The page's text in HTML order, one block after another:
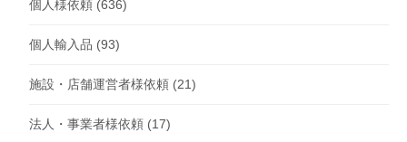
個人様依頼 (636)
個人輸入品 (93)
施設・店舗運営者様依頼 (21)
法人・事業者様依頼 (17)